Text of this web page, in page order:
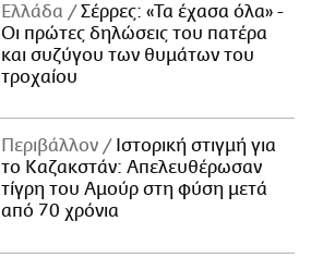
Ελλάδα
Σέρρες: «Τα έχασα όλα» -
Οι πρώτες δηλώσεις του πατέρα
και συζύγου των θυμάτων του
τροχαίου
Περιβάλλον
Ιστορική στιγμή για
το Καζακστάν: Απελευθέρωσαν
τίγρη του Αμούρ στη φύση μετά
από 70 χρόνια